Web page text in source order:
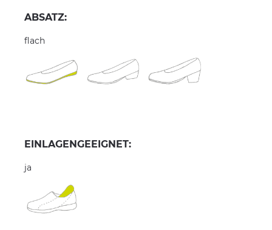
ABSATZ:
flach
EINLAGENGEEIGNET:
ja